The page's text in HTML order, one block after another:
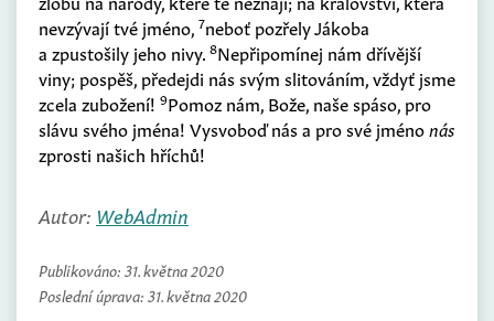
nevzývají tvé jméno, 7neboť pozřely Jákoba
a zpustošily jeho nivy. 8Nepřipomínej nám dřívější
viny; pospěš, předejdi nás svým slitováním, vždyť jsme
zcela zubožení! 9Pomoz nám, Bože, naše spáso, pro
slávu svého jména! Vysvoboď nás a pro své jménonás
zprosti našich hříchů!
Autor: WebAdmin
Publikováno: 31. května 2020
Poslední úprava: 31. května 2020